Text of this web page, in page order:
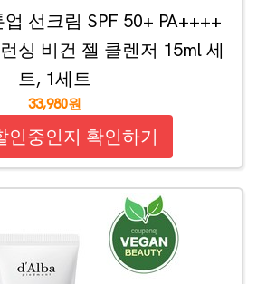
선크림 SPF 50+ PA++++
싱 비건 젤 클렌저 15ml 세
트, 1세트
33,980원
인중인지 확인하기